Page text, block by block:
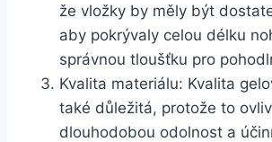
že vložky by měly být
aby‍ pokrývaly celou délku
správnou⁣ tloušťku pro
Kvalita materiálu:‍ Kvalita
také ‍důležitá, protože to
dlouhodobou odolnost a